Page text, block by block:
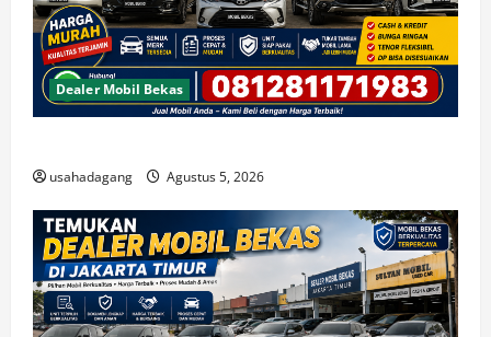
Dealer Mobil Bekas
usahadagang Agustus 5, 2026